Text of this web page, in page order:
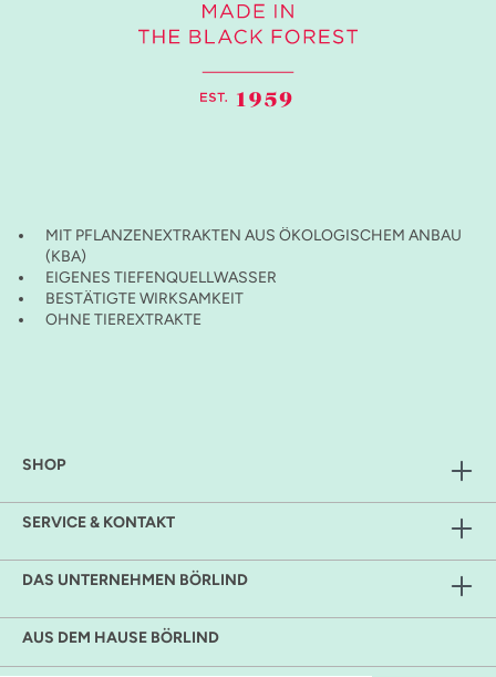
MIT PFLANZENEXTRAKTEN AUS ÖKOLOGISCHEM ANBAU
(KBA)
EIGENES TIEFENQUELLWASSER
BESTÄTIGTE WIRKSAMKEIT
OHNE TIEREXTRAKTE
SHOP
SERVICE & KONTAKT
DAS UNTERNEHMEN BÖRLIND
AUS DEM HAUSE BÖRLIND